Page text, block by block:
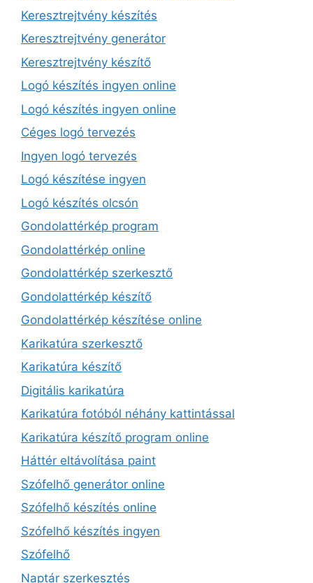
Keresztrejtvény készítés
Keresztrejtvény generátor
Keresztrejtvény készítő
Logó készítés ingyen online
Logó készítés ingyen online
Céges logó tervezés
Ingyen logó tervezés
Logó készítése ingyen
Logó készítés olcsón
Gondolattérkép program
Gondolattérkép online
Gondolattérkép szerkesztő
Gondolattérkép készítő
Gondolattérkép készítése online
Karikatúra szerkesztő
Karikatúra készítő
Digitális karikatúra
Karikatúra fotóból néhány kattintással
Karikatúra készítő program online
Háttér eltávolítása paint
Szófelhő generátor online
Szófelhő készítés online
Szófelhő készítés ingyen
Szófelhő
Naptár szerkesztés